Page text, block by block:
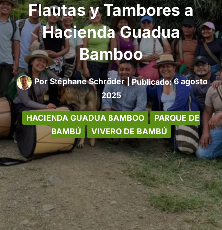
Flautas y Tambores a
Hacienda Guadua
Bamboo
Por Stéphane Schröder|
6 agosto
2025
HACIENDA GUADUA BAMBOO
PARQUE DE
BAMBÚ
VIVERO DE BAMBÚ